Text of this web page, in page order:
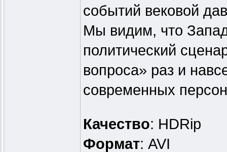
событий вековой
Мы видим, что
политический
вопроса» раз и
современных
Качество: HDRip
Формат: AVI